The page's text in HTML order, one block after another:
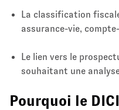
La classification
assurance-vie,
Le lien vers le
souhaitant une
Pourquoi le